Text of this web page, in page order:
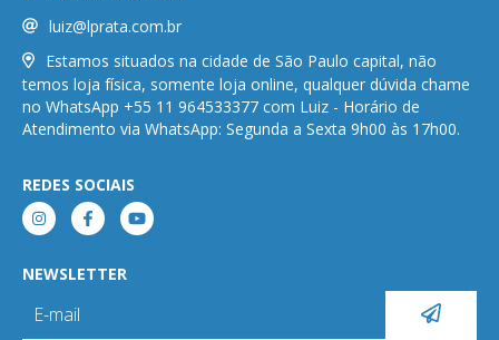
luiz@lprata.com.br
Estamos situados na cidade de São Paulo capital, não
temos loja física, somente loja online, qualquer dúvida chame
no WhatsApp +55 11 964533377 com Luiz - Horário de
Atendimento via WhatsApp: Segunda a Sexta 9h00 às 17h00.
REDES SOCIAIS
NEWSLETTER